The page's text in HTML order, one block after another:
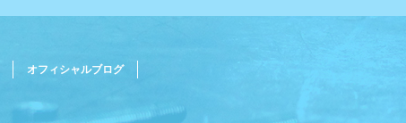
オフィシャルブログ